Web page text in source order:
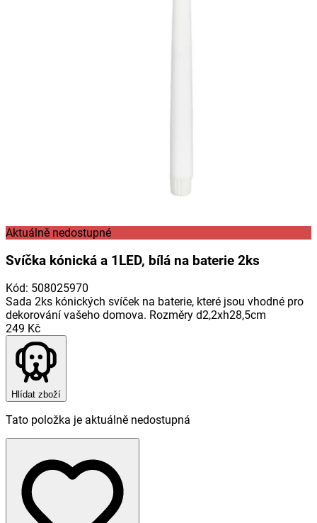
Aktuálně nedostupné
Svíčka kónická a 1LED, bílá na baterie 2ks
Kód: 508025970
Sada 2ks kónických svíček na baterie, které jsou vhodné pro
dekorování vašeho domova. Rozměry d2,2xh28,5cm
249 Kč
Hlídat zboží
Tato položka je aktuálně nedostupná